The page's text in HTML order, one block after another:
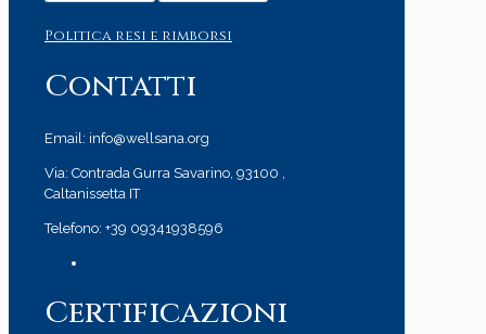
Politica resi e rimborsi
Contatti
Email: info@wellsana.org
Via: Contrada Gurra Savarino, 93100 ,
Caltanissetta IT
Telefono: +39 09341938596
Certificazioni